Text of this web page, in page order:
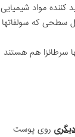
مواد شیمیایی
سطحی که سولفاتها
سرطانزا هم هستند
روی پوست